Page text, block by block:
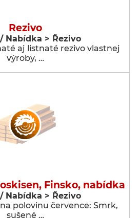
Rezivo
Nabídka > Řezivo
aj listnaté rezivo vlastnej
výroby, …
Finsko, nabídka
Nabídka > Řezivo
polovinu července: Smrk,
sušené …